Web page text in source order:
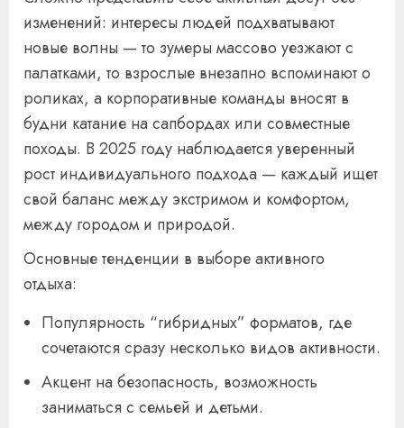
изменений: интересы людей подхватывают
новые волны — то зумеры массово уезжают с
палатками, то взрослые внезапно вспоминают о
роликах, а корпоративные команды вносят в
будни катание на сапбордах или совместные
походы. В 2025 году наблюдается уверенный
рост индивидуального подхода — каждый ищет
свой баланс между экстримом и комфортом,
между городом и природой.
Основные тенденции в выборе активного
отдыха:
Популярность “гибридных” форматов, где
сочетаются сразу несколько видов активности.
Акцент на безопасность, возможность
заниматься с семьей и детьми.